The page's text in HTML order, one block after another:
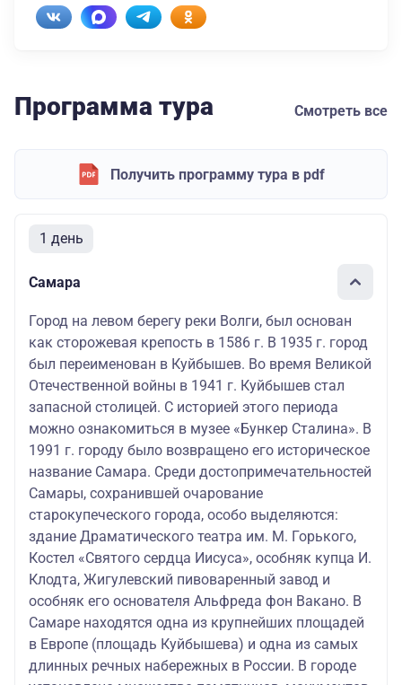
Программа тура Смотреть все
Получить программу тура в pdf
1 день
Самара
Город на левом берегу реки Волги, был основан
как сторожевая крепость в 1586 г. В 1935 г. город
был переименован в Куйбышев. Во время Великой
Отечественной войны в 1941 г. Куйбышев стал
запасной столицей. С историей этого периода
можно ознакомиться в музее «Бункер Сталина». В
1991 г. городу было возвращено его историческое
название Самара. Среди достопримечательностей
Самары, сохранившей очарование
старокупеческого города, особо выделяются:
здание Драматического театра им. М. Горького,
Костел «Святого сердца Иисуса», особняк купца И.
Клодта, Жигулевский пивоваренный завод и
особняк его основателя Альфреда фон Вакано. В
Самаре находятся одна из крупнейших площадей
в Европе (площадь Куйбышева) и одна из самых
длинных речных набережных в России. В городе